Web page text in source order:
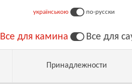
українською по-русски
Все для камина Все для
Принадлежности